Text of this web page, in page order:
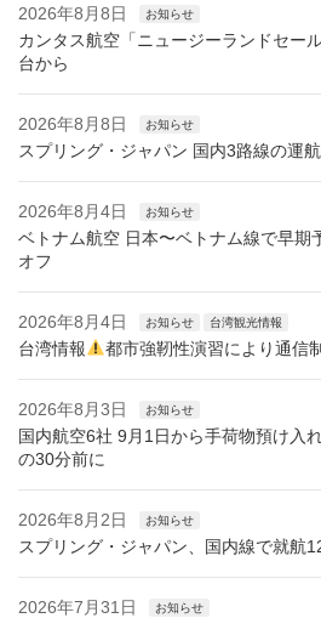
2026年8月8日 お知らせ
カンタス航空「ニュージーランドセー
台から
2026年8月8日 お知らせ
スプリング・ジャパン 国内3路線の運
2026年8月4日 お知らせ
ベトナム航空 日本〜ベトナム線で早期
オフ
2026年8月4日 お知らせ 台湾観光情報
台湾情報 都市強靭性演習により通信
2026年8月3日 お知らせ
国内航空6社 9月1日から手荷物預け入
の30分前に
2026年8月2日 お知らせ
スプリング・ジャパン、国内線で就航
2026年7月31日 お知らせ